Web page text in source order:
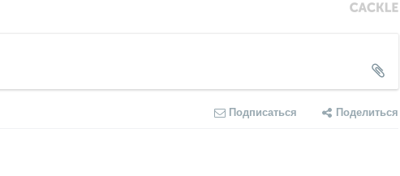
Подписаться Поделиться